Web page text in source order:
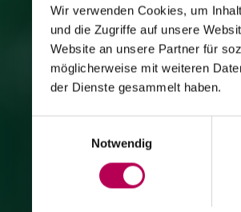
Wir verwenden Cookies, um
und die Zugriffe auf unsere
Website an unsere Partner für
möglicherweise mit weiteren
der Dienste gesammelt haben.
Notwendig